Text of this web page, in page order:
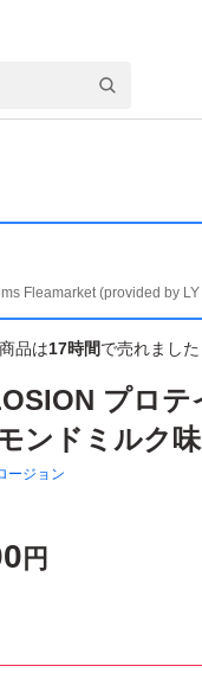
Fleamarket (provided by
品は17時間で売れました
プロ
ンドミルク味
ージョン
円